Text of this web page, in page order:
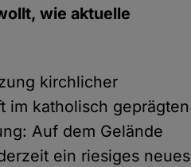
wie aktuelle
kirchlicher
im katholisch geprägten
Auf dem Gelände
ein riesiges neues